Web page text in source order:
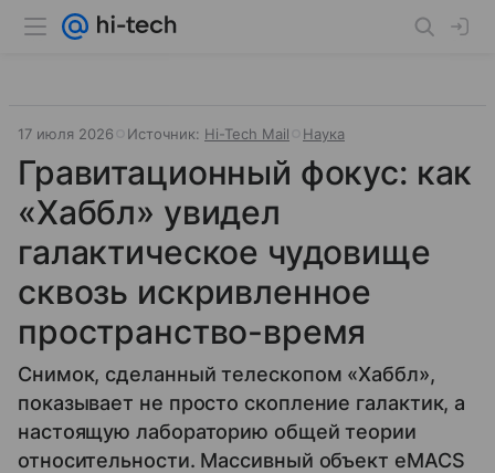
17 июля 2026 Источник: Hi-Tech Mail Наука
Гравитационный фокус: как
«Хаббл» увидел
галактическое чудовище
сквозь искривленное
пространство-время
Снимок, сделанный телескопом «Хаббл»,
показывает не просто скопление галактик, а
настоящую лабораторию общей теории
относительности. Массивный объект eMACS